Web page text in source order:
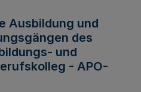
Ausbildung und
des
und
- APO-